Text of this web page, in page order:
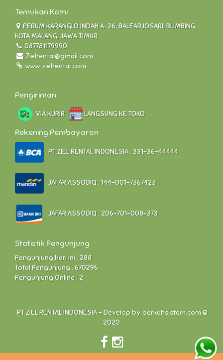
Temukan Kami
PERUM KARANGLO INDAH A-26, BALEARJOSARI, BLIMBING,
KOTA MALANG, JAWA TIMUR
087781179990
Zielrental@gmail.com
www.zielrental.com
Pengiriman
VIA KURIR LANGSUNG KE TOKO
Rekening Pembayaran
PT ZIEL RENTAL INDONESIA : 331-36-44444
JAFAR ASSODIQ : 144-001-7367423
JAFAR ASSODIQ : 206-701-008-373
Statistik Pengunjung
Pengunjung Hari ini : 288
Total Pengunjung : 670296
Pengunjung Online : 2
PT ZIEL RENTAL INDONESIA - Develop byberkahsistem.com ©
2020